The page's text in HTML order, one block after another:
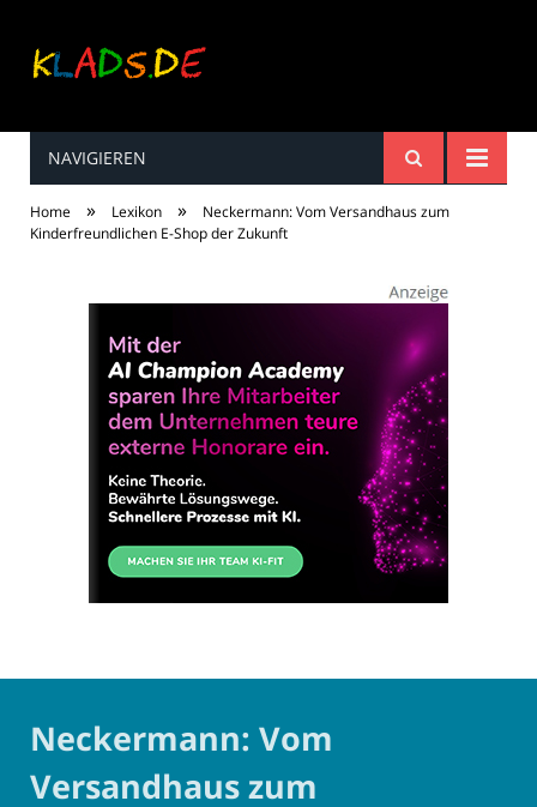
Kinderreime, Spiele,
Spaß ...
NAVIGIEREN
Home » Lexikon »
Neckermann: Vom Versandhaus zum
Kinderfreundlichen E-Shop der Zukunft
Neckermann: Vom
Versandhaus zum